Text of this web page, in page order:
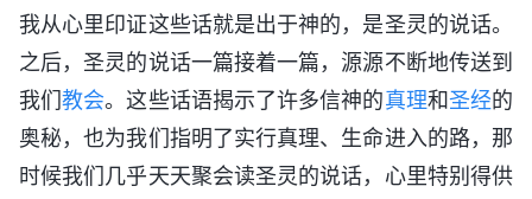
我从心里印证这些话就是出于神的，是圣灵的说话。
之后，圣灵的说话一篇接着一篇，源源不断地传送到
我们教会。这些话语揭示了许多信神的真理和圣经的
奥秘，也为我们指明了实行真理、生命进入的路，那
时候我们几乎天天聚会读圣灵的说话，心里特别得供